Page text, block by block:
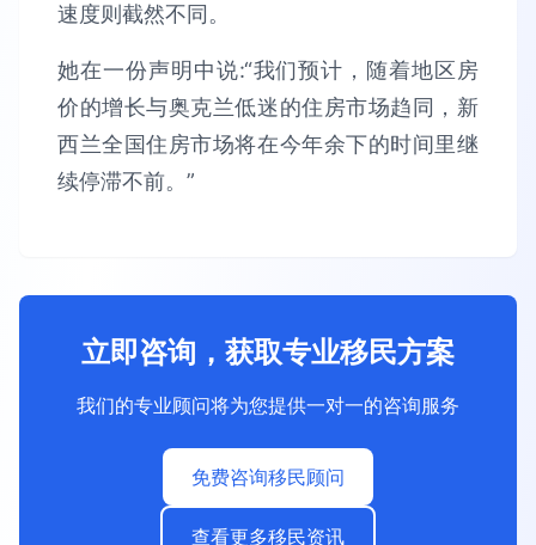
速度则截然不同。
她在一份声明中说:“我们预计，随着地区房
价的增长与奥克兰低迷的住房市场趋同，新
西兰全国住房市场将在今年余下的时间里继
续停滞不前。”
立即咨询，获取专业移民方案
我们的专业顾问将为您提供一对一的咨询服务
免费咨询移民顾问
查看更多移民资讯